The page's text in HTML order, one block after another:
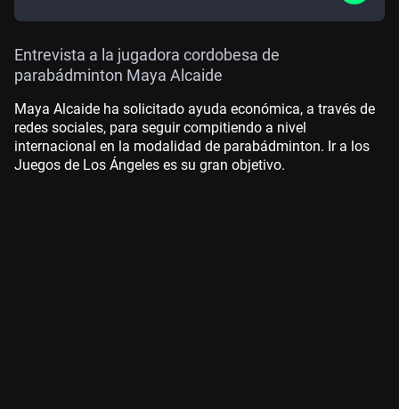
Entrevista a la jugadora cordobesa de
parabádminton Maya Alcaide
Maya Alcaide ha solicitado ayuda económica, a través de
redes sociales, para seguir compitiendo a nivel
internacional en la modalidad de parabádminton. Ir a los
Juegos de Los Ángeles es su gran objetivo.